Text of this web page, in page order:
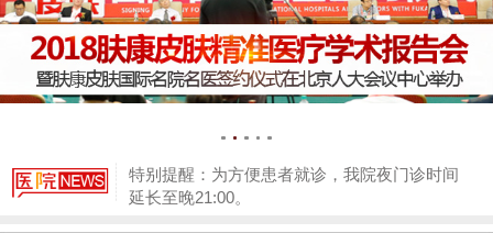
特别提醒：为方便患者就诊，我院夜门诊时间
延长至晚21:00。